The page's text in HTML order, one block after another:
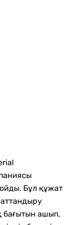
Бұл құжат
бағытын ашып,